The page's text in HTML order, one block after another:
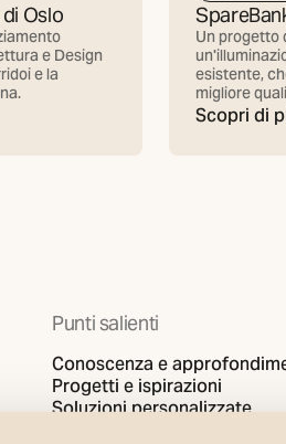
Oslo
e Design
e la
Un progetto
esistente,
migliore
Scopri di
Punti salienti
Conoscenza e
Progetti e ispirazioni
Soluzioni personalizzate